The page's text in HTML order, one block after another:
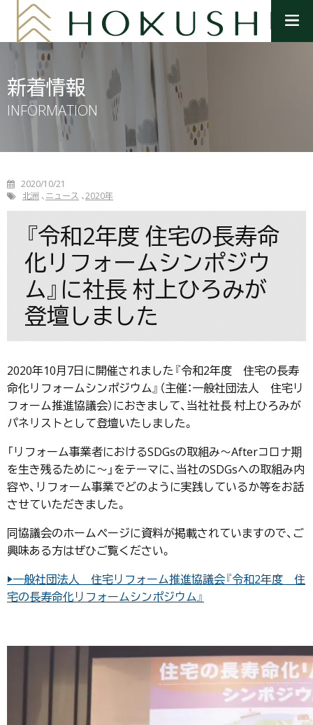
ニ
新着情報
INFORMATION
2020/10/21
北洲
ニュース 2020年
『令和2年度 住宅の長寿命
化リフォームシンポジウ
ム』に社長 村上ひろみが
登壇しました
2020年10月7日に開催されました『令和2年度 住宅の長寿
命化リフォームシンポジウム』（主催：一般社団法人 住宅リ
フォーム推進協議会）におきまして、当社社長 村上ひろみが
パネリストとして登壇いたしました。
「リフォーム事業者におけるSDGsの取組み〜Afterコロナ期
を生き残るために〜」をテーマに、当社のSDGsへの取組み内
容や、リフォーム事業でどのように実践しているか等をお話
させていただきました。
同協議会のホームページに資料が掲載されていますので、ご
興味ある方はぜひご覧ください。
▶一般社団法人 住宅リフォーム推進協議会『令和2年度 住
宅の長寿命化リフォームシンポジウム』